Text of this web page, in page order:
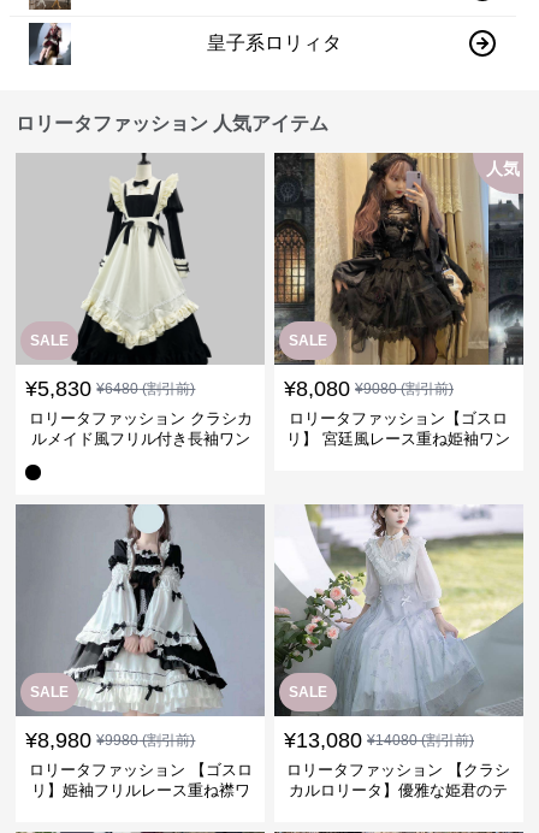
皇子系ロリィタ
ロリータファッション 人気アイテム
SALE
¥5,830 ¥6480(割引前)
ロリータファッション クラシカ
ルメイド風フリル付き長袖ワン
SALE
人気
¥8,080 ¥9080(割引前)
ロリータファッション【ゴスロ
リ】 宮廷風レース重ね姫袖ワン
SALE
¥8,980 ¥9980(割引前)
ロリータファッション 【ゴスロ
リ】姫袖フリルレース重ね襟ワ
SALE
¥13,080 ¥14080(割引前)
ロリータファッション 【クラシ
カルロリータ】優雅な姫君のテ